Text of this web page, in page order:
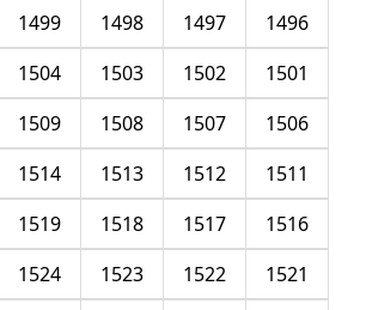
1496
1497
1498
1499
1501
1502
1503
1504
1506
1507
1508
1509
1511
1512
1513
1514
1516
1517
1518
1519
1521
1522
1523
1524